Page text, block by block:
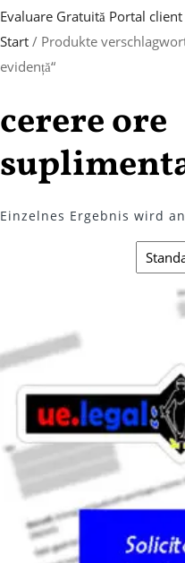
Evaluare Gratuită Portal client
Start / Produkte
evidență“
cerere ore
Einzelnes Ergebnis wird